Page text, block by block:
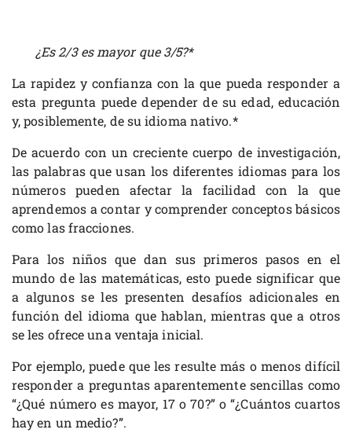
¿Es 2/3 es mayor que 3/5?*
La rapidez y confianza con la que pueda responder a
esta pregunta puede depender de su edad, educación
y, posiblemente, de su idioma nativo.*
De acuerdo con un creciente cuerpo de investigación,
las palabras que usan los diferentes idiomas para los
números pueden afectar la facilidad con la que
aprendemos a contar y comprender conceptos básicos
como las fracciones.
Para los niños que dan sus primeros pasos en el
mundo de las matemáticas, esto puede significar que
a algunos se les presenten desafíos adicionales en
función del idioma que hablan, mientras que a otros
se les ofrece una ventaja inicial.
Por ejemplo, puede que les resulte más o menos difícil
responder a preguntas aparentemente sencillas como
“¿Qué número es mayor, 17 o 70?” o “¿Cuántos cuartos
hay en un medio?”.